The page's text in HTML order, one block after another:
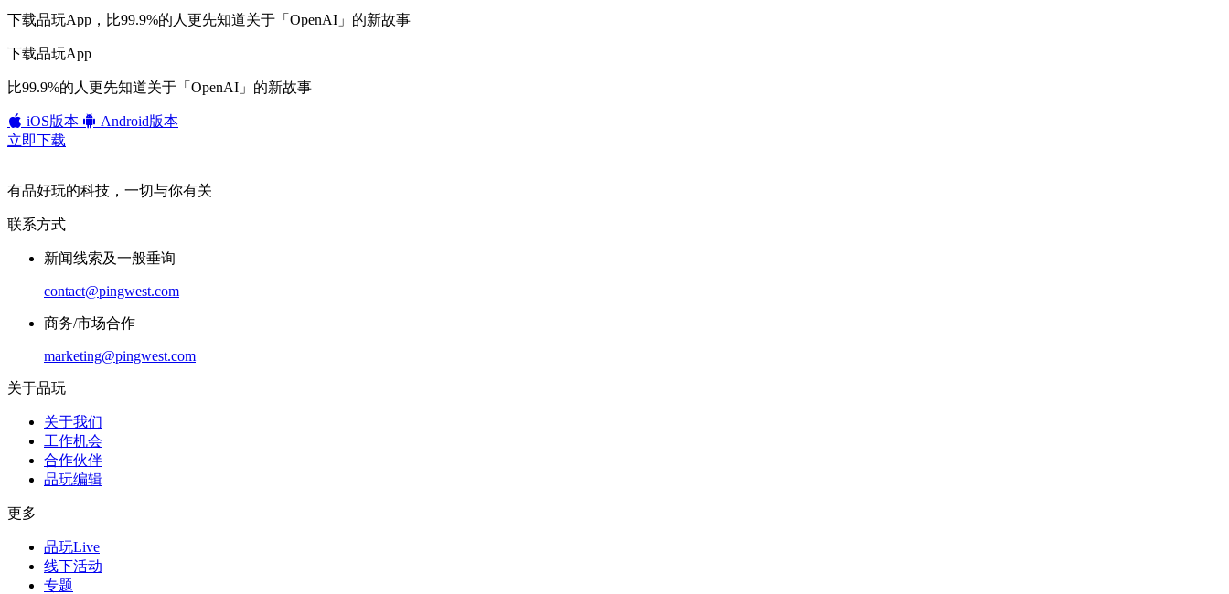
下载品玩App，比99.9%的人更先知道关于「OpenAI」的新故事
下载品玩App
比99.9%的人更先知道关于「OpenAI」的新故事
iOS版本
Android版本
立即下载
有品好玩的科技，一切与你有关
联系方式
新闻线索及一般垂询
contact@pingwest.com
商务/市场合作
marketing@pingwest.com
关于品玩
关于我们
工作机会
合作伙伴
品玩编辑
更多
品玩Live
线下活动
专题